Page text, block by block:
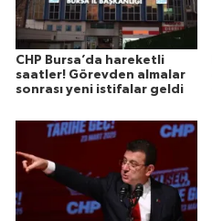
CHP Bursa’da hareketli
saatler! Görevden almalar
sonrası yeni istifalar geldi